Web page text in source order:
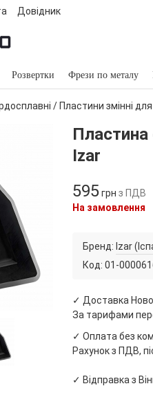
Довідник
Розвертки Фрези по металу
/ Пластини змінні
Пластина
Izar
595грн з ПДВ
На замовлення
Бренд: Izar
Код: 01-
✓ Доставка
За тарифами
✓ Оплата без
Рахунок з ПДВ,
✓ Відправка з